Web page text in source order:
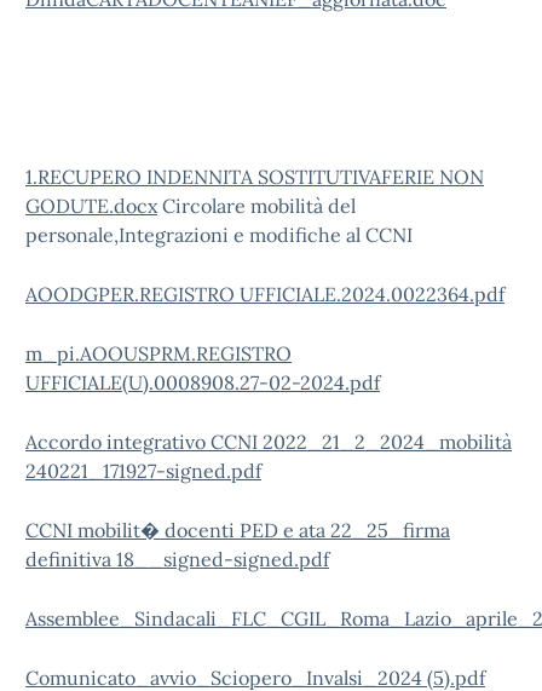
1.RECUPERO INDENNITA SOSTITUTIVAFERIE NON
GODUTE.docxCircolare mobilità del
personale,Integrazioni e modifiche al CCNI
AOODGPER.REGISTRO UFFICIALE.2024.0022364.pdf
m_pi.AOOUSPRM.REGISTRO
UFFICIALE(U).0008908.27-02-2024.pdf
Accordo integrativo CCNI 2022_21_2_2024_mobilità
240221_171927-signed.pdf
CCNI mobilit� docenti PED e ata 22_25_firma
definitiva 18__signed-signed.pdf
Comunicato_avvio_Sciopero_Invalsi_2024 (5).pdf